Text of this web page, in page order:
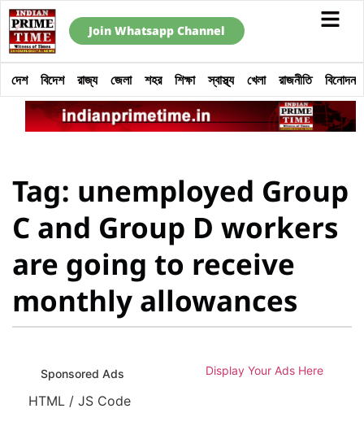
Join Whatsapp Channel
দেশ বিদেশ রাজ্য জেলা শহর শিক্ষা স্বাস্থ্য খেলা রাজনীতি বিনোদন
Tag: unemployed Group
C and Group D workers
are going to receive
monthly allowances
Sponsored Ads Display Your Ads Here
HTML / JS Code